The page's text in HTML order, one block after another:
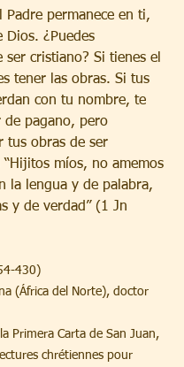
Padre permanece en ti,
Dios. ¿Puedes
ser cristiano? Si tienes el
tener las obras. Si tus
con tu nombre, te
de pagano, pero
tus obras de ser
míos, no amemos
la lengua y de palabra,
y de verdad” (1 Jn
430)
(África del Norte), doctor
Primera Carta de San Juan,
chrétiennes pour